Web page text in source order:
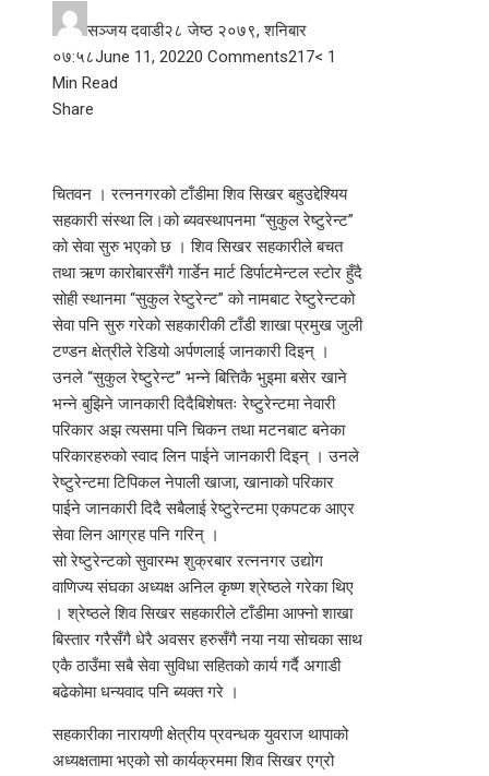
सञ्जय दवाडी२८ जेष्ठ २०७९, शनिबार
०७:५८June 11, 20220 Comments217< 1
Min Read
Facebook
Twitter
LinkedIn
Pinterest
Stumbleupon
Email
Share
चितवन । रत्ननगरको टाँडीमा शिव सिखर बहुउद्देश्यिय
सहकारी संस्था लि।को ब्यवस्थापनमा “सुकुल रेष्टुरेन्ट”
को सेवा सुरु भएको छ । शिव सिखर सहकारीले बचत
तथा ऋण कारोबारसँगै गार्डेन मार्ट डिर्पाटमेन्टल स्टोर हुँदै
सोही स्थानमा “सुकुल रेष्टुरेन्ट” को नामबाट रेष्टुरेन्टको
सेवा पनि सुरु गरेको सहकारीकी टाँडी शाखा प्रमुख जुली
टण्डन क्षेत्रीले रेडियो अर्पणलाई जानकारी दिइन् ।
उनले “सुकुल रेष्टुरेन्ट” भन्ने बित्तिकै भुइमा बसेर खाने
भन्ने बुझिने जानकारी दिदैबिशेषतः रेष्टुरेन्टमा नेवारी
परिकार अझ त्यसमा पनि चिकन तथा मटनबाट बनेका
परिकारहरुको स्वाद लिन पाईने जानकारी दिइन् । उनले
रेष्टुरेन्टमा टिपिकल नेपाली खाजा, खानाको परिकार
पाईने जानकारी दिदै सबैलाई रेष्टुरेन्टमा एकपटक आएर
सेवा लिन आग्रह पनि गरिन् ।
सो रेष्टुरेन्टको सुवारम्भ शुक्रबार रत्ननगर उद्योग
वाणिज्य संघका अध्यक्ष अनिल कृष्ण श्रेष्ठले गरेका थिए
। श्रेष्ठले शिव सिखर सहकारीले टाँडीमा आफ्नो शाखा
बिस्तार गरैसँगै धेरै अवसर हरुसँगै नया नया सोचका साथ
एकै ठाउँमा सबै सेवा सुविधा सहितको कार्य गर्दै अगाडी
बढेकोमा धन्यवाद पनि ब्यक्त गरे ।
सहकारीका नारायणी क्षेत्रीय प्रवन्धक युवराज थापाको
अध्यक्षतामा भएको सो कार्यक्रममा शिव सिखर एग्रो